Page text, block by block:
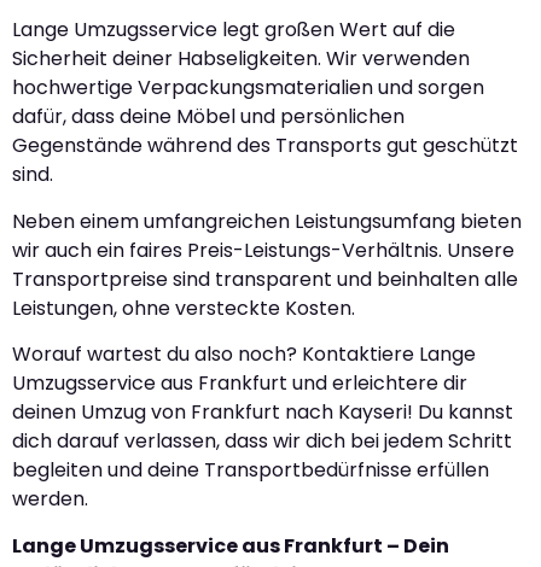
Lange Umzugsservice legt großen Wert auf die
Sicherheit deiner Habseligkeiten. Wir verwenden
hochwertige Verpackungsmaterialien und sorgen
dafür, dass deine Möbel und persönlichen
Gegenstände während des Transports gut geschützt
sind.
Neben einem umfangreichen Leistungsumfang bieten
wir auch ein faires Preis-Leistungs-Verhältnis. Unsere
Transportpreise sind transparent und beinhalten alle
Leistungen, ohne versteckte Kosten.
Worauf wartest du also noch? Kontaktiere Lange
Umzugsservice aus Frankfurt und erleichtere dir
deinen Umzug von Frankfurt nach Kayseri! Du kannst
dich darauf verlassen, dass wir dich bei jedem Schritt
begleiten und deine Transportbedürfnisse erfüllen
werden.
Lange Umzugsservice aus Frankfurt – Dein